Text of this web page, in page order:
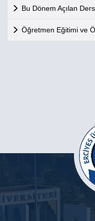
Bu Dönem Açılan
Öğretmen Eğitimi ve